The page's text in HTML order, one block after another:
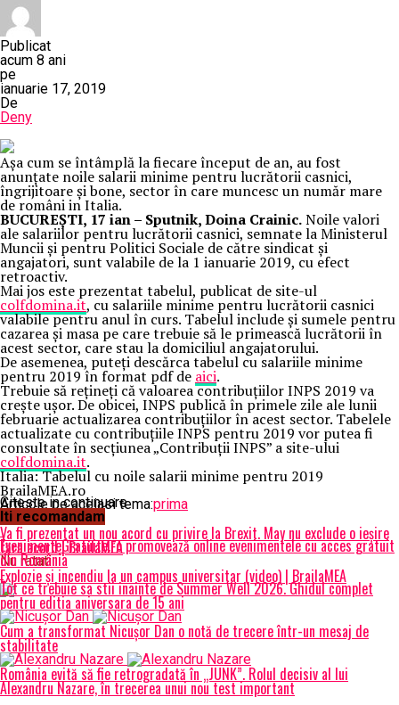
Publicat
acum 8 ani
pe
ianuarie 17, 2019
De
Deny
Aşa cum se întâmplă la fiecare început de an, au fost
anunțate noile salarii minime pentru lucrătorii casnici,
îngrijitoare şi bone, sector în care muncesc un număr mare
de români in Italia.
BUCUREŞTI, 17 ian – Sputnik, Doina Crainic.Noile valori
ale salariilor pentru lucrătorii casnici, semnate la Ministerul
Muncii și pentru Politici Sociale de către sindicat și
angajatori, sunt valabile de la 1 ianuarie 2019, cu efect
retroactiv.
Mai jos este prezentat tabelul, publicat de site-ul
colfdomina.it, cu salariile minime pentru lucrătorii casnici
valabile pentru anul în curs. Tabelul include şi sumele pentru
cazarea şi masa pe care trebuie să le primească lucrătorii în
acest sector, care stau la domiciliul angajatorului.
De asemenea, puteți descărca tabelul cu salariile minime
pentru 2019 în format pdf de aici.
Trebuie să reţineţi că valoarea contribuțiilor INPS 2019 va
crește ușor. De obicei, INPS publică în primele zile ale lunii
februarie actualizarea contribuțiilor în acest sector. Tabelele
actualizate cu contribuțiile INPS pentru 2019 vor putea fi
consultate în secțiunea „Contribuții INPS” a site-ului
colfdomina.it.
Italia: Tabelul cu noile salarii minime pentru 2019
BrailaMEA.ro
Articole pe aceiasi tema:prima
Urmatorul
Va fi prezentat un nou acord cu privire la Brexit. May nu exclude o ieşire
fără acord | BrailaMEA
Nu ratati
Explozie și incendiu la un campus universitar (video) | BrailaMEA
Citeste in continuare
Iti recomandam
EvenimenteGratuite.ro promovează online evenimentele cu acces gratuit
din România
Tot ce trebuie sa stii inainte de Summer Well 2026. Ghidul complet
pentru editia aniversara de 15 ani
Cum a transformat Nicușor Dan o notă de trecere într-un mesaj de
stabilitate
România evită să fie retrogradată în „JUNK”. Rolul decisiv al lui
Alexandru Nazare, în trecerea unui nou test important